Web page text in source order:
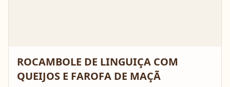
ROCAMBOLE DE LINGUIÇA COM
QUEIJOS E FAROFA DE MAÇÃ